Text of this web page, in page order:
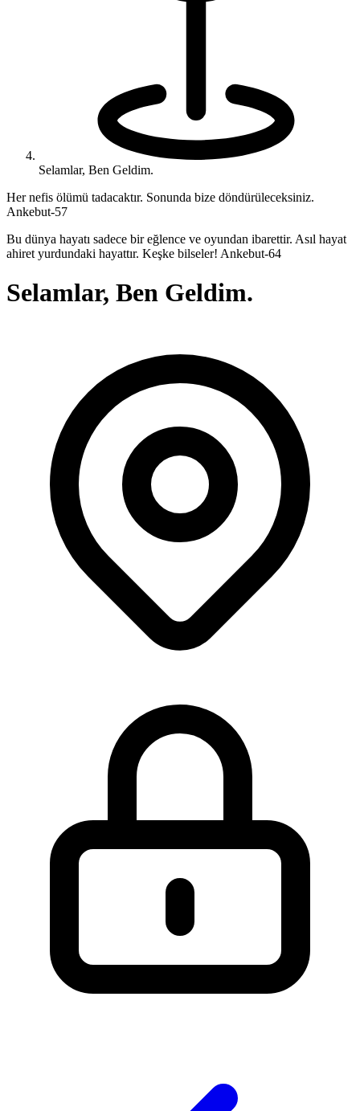
Selamlar, Ben Geldim.
Her nefis ölümü tadacaktır. Sonunda bize döndürüleceksiniz.
Ankebut-57
Bu dünya hayatı sadece bir eğlence ve oyundan ibarettir. Asıl hayat
ahiret yurdundaki hayattır. Keşke bilseler! Ankebut-64
Selamlar, Ben Geldim.